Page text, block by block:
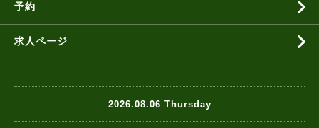
予約
求人ページ
2026.08.06 Thursday